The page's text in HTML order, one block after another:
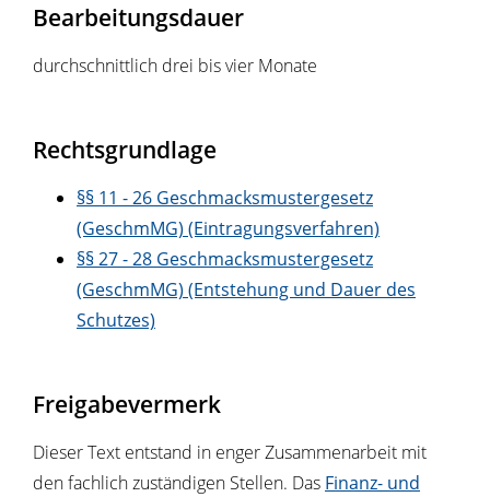
Bearbeitungsdauer
durchschnittlich drei bis vier Monate
Rechtsgrundlage
§§ 11 - 26 Geschmacksmustergesetz
(GeschmMG) (Eintragungsverfahren)
§§ 27 - 28 Geschmacksmustergesetz
(GeschmMG) (Entstehung und Dauer des
Schutzes)
Freigabevermerk
Dieser Text entstand in enger Zusammenarbeit mit
den fachlich zuständigen Stellen. Das Finanz- und